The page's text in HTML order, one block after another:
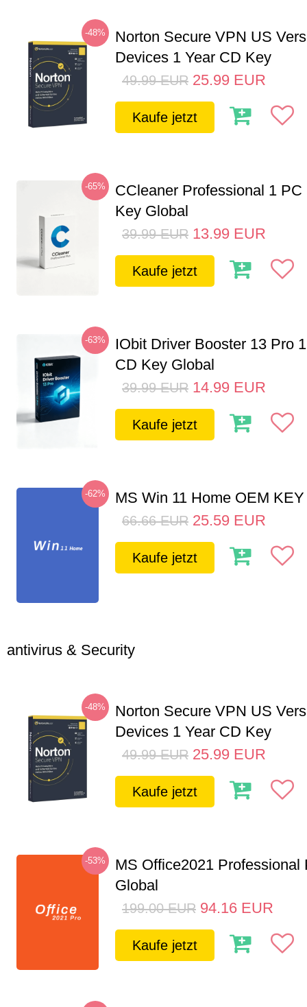
-48%
Norton Secure VPN US
Devices 1 Year CD Key
49.99 EUR 25.99 EUR
Kaufe jetzt
-65%
CCleaner Professional 1 PC
Key Global
39.99 EUR 13.99 EUR
Kaufe jetzt
-63%
IObit Driver Booster 13 Pro
CD Key Global
39.99 EUR 14.99 EUR
Kaufe jetzt
-62% MS Win 11 Home OEM
66.66 EUR 25.59 EUR
Kaufe jetzt
antivirus & Security
-48%
Norton Secure VPN US
Devices 1 Year CD Key
49.99 EUR 25.99 EUR
Kaufe jetzt
-53%
MS Office2021 Professional
Global
199.00 EUR 94.16 EUR
Kaufe jetzt